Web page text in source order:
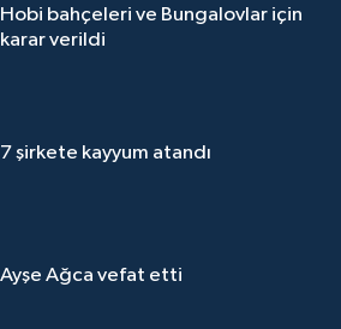
Hobi bahçeleri ve Bungalovlar için
karar verildi
7 şirkete kayyum atandı
Ayşe Ağca vefat etti